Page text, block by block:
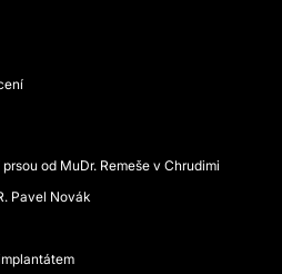
od MuDr. Remeše v Chrudimi
Pavel Novák